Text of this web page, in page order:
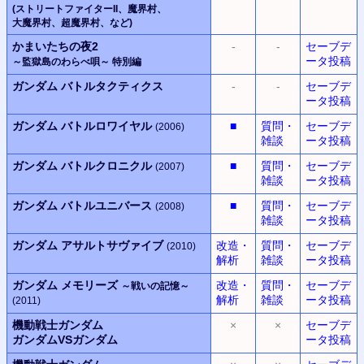
(ストリートファイターII、 魔界村、
大魔界村、 超魔界村、 など)
かまいたちの夜2
～監獄島のわらべ唄～ 特別編
- -
セーブデ
ータ投稿
ガンダム バトルタクティクス
- -
セーブデ
ータ投稿
ガンダム バトルロワイヤル (2006) ■
質問・
雑談
セーブデ
ータ投稿
ガンダム バトルクロニクル (2007) ■
質問・
雑談
セーブデ
ータ投稿
ガンダム バトルユニバース (2008) ■
質問・
雑談
セーブデ
ータ投稿
ガンダム アサルトサヴァイブ (2010)
改造・
解析
質問・
雑談
セーブデ
ータ投稿
ガンダム メモリーズ ～戦いの記憶～
(2011)
改造・
解析
質問・
雑談
セーブデ
ータ投稿
機動戦士ガンダム
ガンダムVSガンダム
× ×
セーブデ
ータ投稿